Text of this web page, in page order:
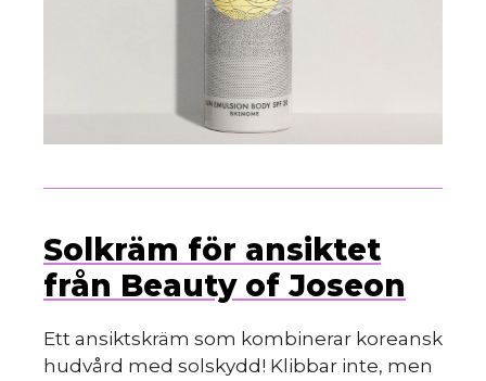
Solkräm för ansiktet
från Beauty of Joseon
Ett ansiktskräm som kombinerar koreansk
hudvård med solskydd! Klibbar inte, men